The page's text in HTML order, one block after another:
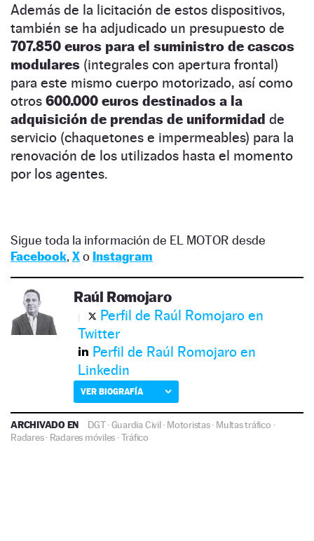
Además de la licitación de estos dispositivos,
también se ha adjudicado un presupuesto de
707.850 euros para el suministro de cascos
modulares (integrales con apertura frontal)
para este mismo cuerpo motorizado, así como
otros 600.000 euros destinados a la
adquisición de prendas de uniformidad de
servicio (chaquetones e impermeables) para la
renovación de los utilizados hasta el momento
por los agentes.
Sigue toda la información de EL MOTOR desde
Facebook, Xo Instagram
Raúl Romojaro
Perfil de Raúl Romojaro en
Twitter
Perfil de Raúl Romojaro en
Linkedin
VER BIOGRAFÍA
ARCHIVADO EN DGT·Guardia Civil· Motoristas· Multas tráfico ·
Radares· Radares móviles ·Tráfico